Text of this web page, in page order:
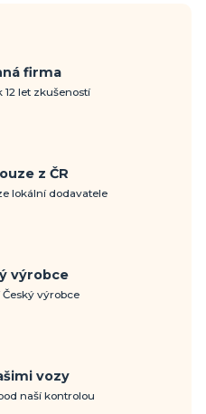
firma
let zkušeností
z ČR
lokální dodavatele
výrobce
výrobce
vozy
naší kontrolou